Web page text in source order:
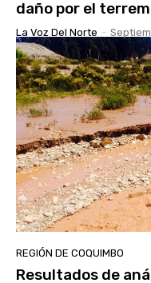
daño por el
La Voz Del Norte -
REGIÓN DE COQUIMBO
Resultados de